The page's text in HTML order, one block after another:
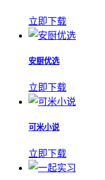
立即下载
安厨优选
立即下载
可米小说
立即下载